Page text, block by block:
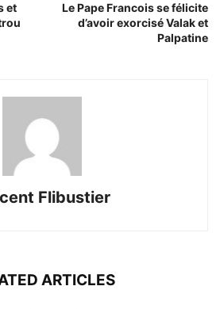
et
Le Pape Francois se félicite
d’avoir exorcisé Valak et
Palpatine
Flibustier
ARTICLES